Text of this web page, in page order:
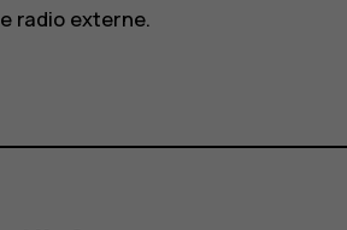
radio externe.